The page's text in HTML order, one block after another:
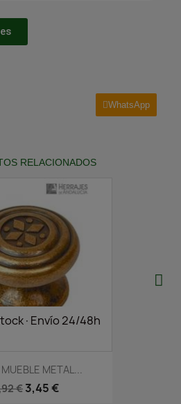
WhatsApp
RELACIONADOS
24/48h
METAL...
€ 3,45 €